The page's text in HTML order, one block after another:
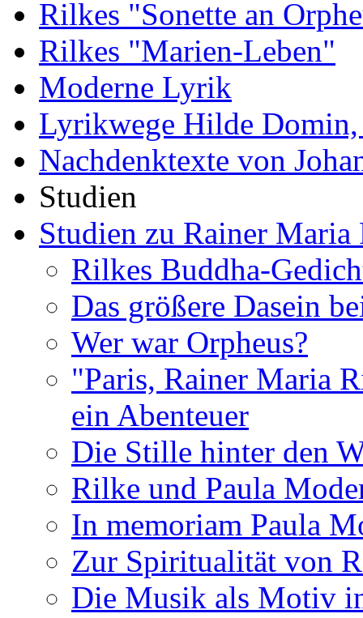
Rilkes "Sonette an
Rilkes "Marien-Leben"
Moderne Lyrik
Lyrikwege Hilde
Nachdenktexte von
Studien
Studien zu Rainer Maria
Rilkes Buddha-
Das größere Dasein
Wer war Orpheus?
"Paris, Rainer Maria
ein Abenteuer
Die Stille hinter den
Rilke und Paula
In memoriam Paula
Zur Spiritualität von
Die Musik als Motiv